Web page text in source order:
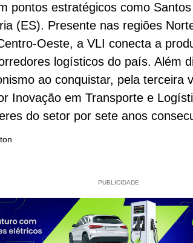
pontos estratégicos como
(ES). Presente nas regiões
Oeste, a VLI conecta a
logísticos do país. Além
ao conquistar, pela terceira
Inovação em Transporte e
do setor por sete anos
PUBLICIDADE